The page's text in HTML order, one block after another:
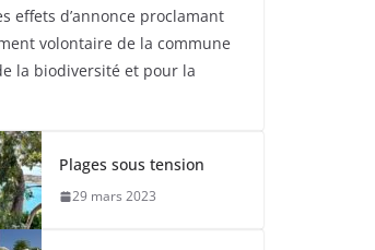
effets d’annonce proclamant
volontaire de la commune
la biodiversité et pour la
Plages sous tension
29 mars 2023